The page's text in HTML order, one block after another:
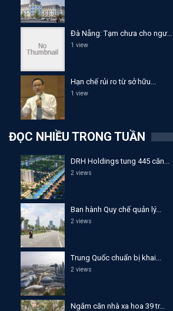
Đà Nẵng: Tạm chưa cho ngư...
1 view
Hạn chế rủi ro từ sở hữu...
1 view
ĐỌC NHIỀU TRONG TUẦN
DRH Holdings tung 445 căn...
2 views
Ban hành Quy chế quản lý...
2 views
Trung Quốc chuẩn bị khai...
2 views
Ngắm căn nhà xa hoa 39 tr...